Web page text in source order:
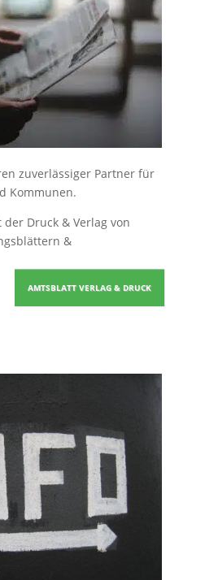
zuverlässiger Partner für
Kommunen.
der Druck & Verlag von
&
AMTSBLATT VERLAG & DRUCK